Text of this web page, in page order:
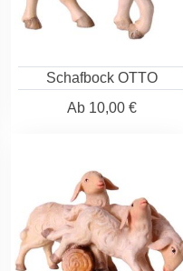
Schafbock OTTO
Ab10,00 €